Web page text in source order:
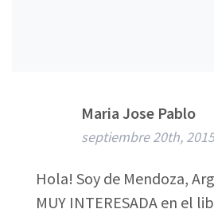
Maria Jose Pablo
septiembre 20th, 2015
Hola! Soy de Mendoza,
MUY INTERESADA en el